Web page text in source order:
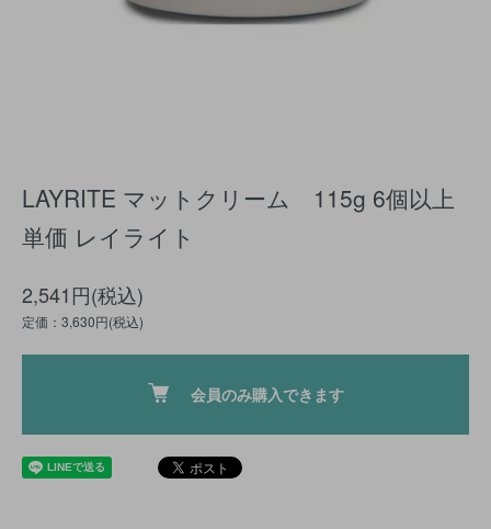
LAYRITE マットクリーム 115g 6個以上
単価 レイライト
2,541円(税込)
定価：3,630円(税込)
会員のみ購入できます